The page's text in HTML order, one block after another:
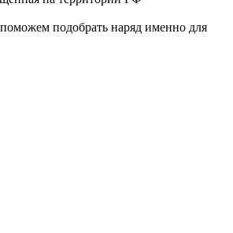
подобрать наряд именно для